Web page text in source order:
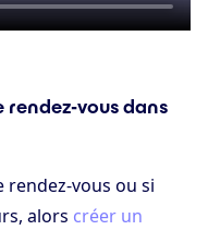
vous dans
rendez-vous ou si
alors créer un